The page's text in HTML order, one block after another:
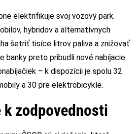
elektrifikuje svoj vozový park.
hybridov a alternatívnych
šetriť tisíce litrov paliva a znižovať
banky preto pribudli nové nabíjacie
– k dispozícii je spolu 32
a 30 pre elektrobicykle.
zodpovednosti